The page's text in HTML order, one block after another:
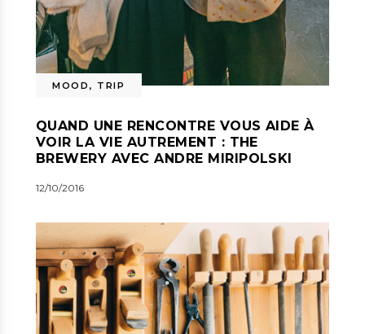
MOOD , TRIP
QUAND UNE RENCONTRE VOUS AIDE À
VOIR LA VIE AUTREMENT : THE
BREWERY AVEC ANDRE MIRIPOLSKI
12/10/2016